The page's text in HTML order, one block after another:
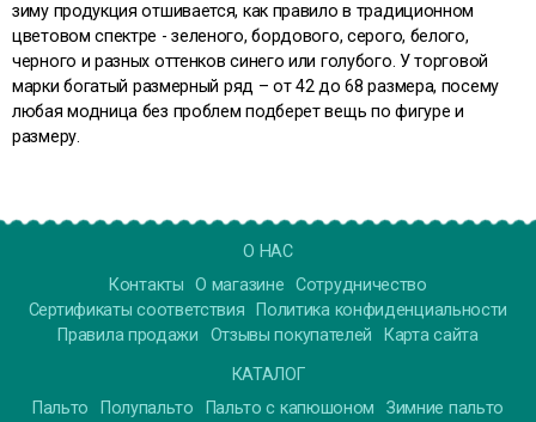
зиму продукция отшивается, как правило в традиционном
цветовом спектре - зеленого, бордового, серого, белого,
черного и разных оттенков синего или голубого. У торговой
марки богатый размерный ряд – от 42 до 68 размера, посему
любая модница без проблем подберет вещь по фигуре и
размеру.
О НАС
Контакты
О магазине Сотрудничество
Сертификаты соответствия
Политика конфиденциальности
Правила продажи
Отзывы покупателей
Карта сайта
КАТАЛОГ
Пальто
Полупальто Пальто с капюшоном
Зимние пальто